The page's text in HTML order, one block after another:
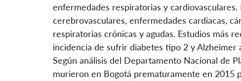
enfermedades respiratorias y
cerebrovasculares, enfermedades cardiacas,
respiratorias crónicas y agudas. Estudios más
incidencia de sufrir diabetes tipo 2 y Alzheimer
Según análisis del Departamento Nacional de
murieron en Bogotá prematuramente en 2015